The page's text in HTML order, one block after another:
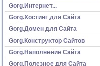
Gorg.Интернет...
Gorg.Хостинг для Сайта
Gorg.Домен для Сайта
Gorg.Конструктор Сайтов
Gorg.Наполнение Сайта
Gorg.Полезное для Сайта